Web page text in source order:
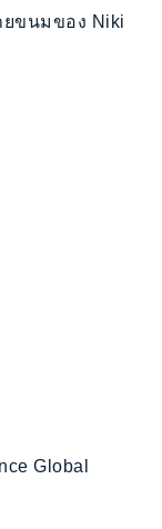
ขนมของ Niki
Global